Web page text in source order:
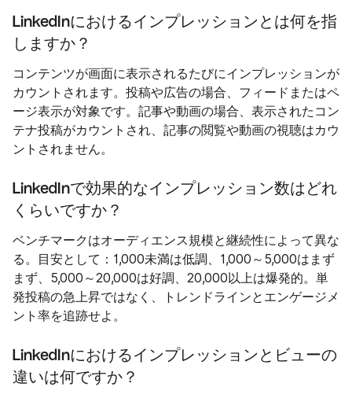
LinkedInにおけるインプレッションとは何を指
しますか？
コンテンツが画面に表示されるたびにインプレッションが
カウントされます。投稿や広告の場合、フィードまたはペ
ージ表示が対象です。記事や動画の場合、表示されたコン
テナ投稿がカウントされ、記事の閲覧や動画の視聴はカウ
ントされません。
LinkedInで効果的なインプレッション数はどれ
くらいですか？
ベンチマークはオーディエンス規模と継続性によって異な
る。目安として：1,000未満は低調、1,000～5,000はまず
まず、5,000～20,000は好調、20,000以上は爆発的。単
発投稿の急上昇ではなく、トレンドラインとエンゲージメ
ント率を追跡せよ。
LinkedInにおけるインプレッションとビューの
違いは何ですか？